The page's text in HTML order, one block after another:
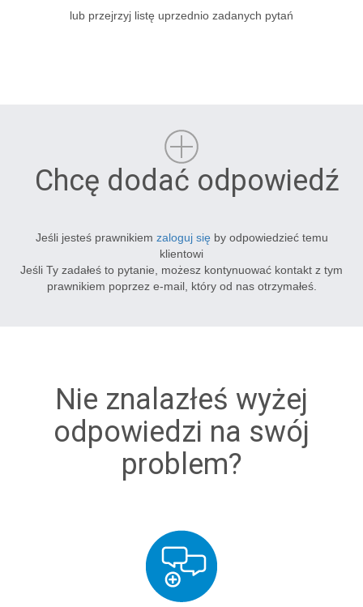
lub przejrzyj listę uprzednio zadanych pytań
Chcę dodać odpowiedź
Jeśli jesteś prawnikiem zaloguj się by odpowiedzieć temu
klientowi
Jeśli Ty zadałeś to pytanie, możesz kontynuować kontakt z tym
prawnikiem poprzez e-mail, który od nas otrzymałeś.
Nie znalazłeś wyżej
odpowiedzi na swój
problem?